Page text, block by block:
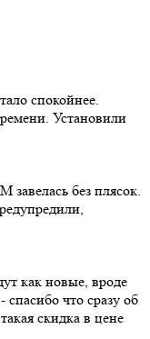
спокойнее.
Установили
завелась без плясок.
как новые, вроде
спасибо что сразу об
скидка в цене